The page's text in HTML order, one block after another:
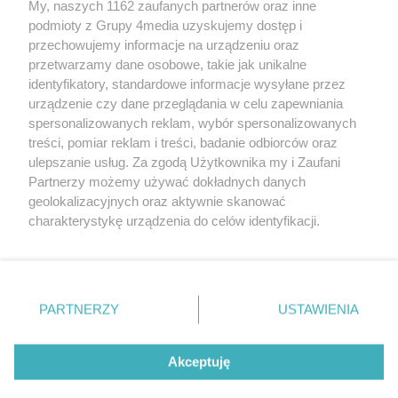
Redakcja Reklama Prywatność
Praca Łódź
the:protocol
Facebook.com
Youtube.com
My, naszych 1162 zaufanych partnerów oraz inne
podmioty z Grupy 4media uzyskujemy dostęp i
przechowujemy informacje na urządzeniu oraz
przetwarzamy dane osobowe, takie jak unikalne
identyfikatory, standardowe informacje wysyłane przez
urządzenie czy dane przeglądania w celu zapewniania
spersonalizowanych reklam, wybór spersonalizowanych
treści, pomiar reklam i treści, badanie odbiorców oraz
ulepszanie usług. Za zgodą Użytkownika my i Zaufani
Partnerzy możemy używać dokładnych danych
geolokalizacyjnych oraz aktywnie skanować
charakterystykę urządzenia do celów identyfikacji.
zmienić/wycofać klikając przycisk ustawień prywatności
znajdujący się w lewym dolnym rogu strony
. Niektóre
użytkownika, ale masz prawo sprzeciwić się takiemu
przetwarzaniu. Preferencje będą miały zastosowania tylko
PARTNERZY USTAWIENIA
Akceptuję